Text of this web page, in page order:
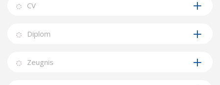
CV
Diplom
Zeugnis